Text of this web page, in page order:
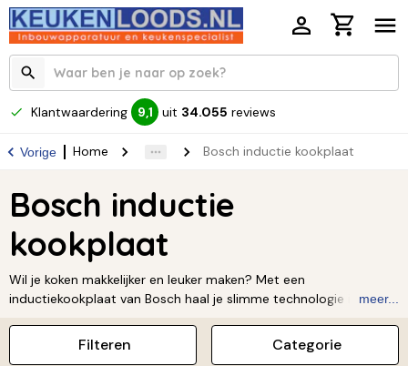
Klantwaardering 9,1 uit 34.055 reviews
Vorige Home Bosch inductie kookplaat
Bosch inductie
kookplaat
Wil je koken makkelijker en leuker maken? Met een
inductiekookplaat van Bosch haal je slimme technologie in huis
perfecte temperatuur onder controle dankzij handige functies
als PerfectFry. En met FlexInduction passen zelfs je grootste
meer...
Categorie
Filteren